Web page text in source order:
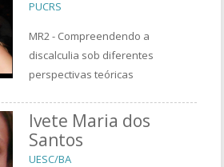
PUCRS
MR2 - Compreendendo a
discalculia sob diferentes
perspectivas teóricas
Ivete Maria dos
Santos
UESC/BA